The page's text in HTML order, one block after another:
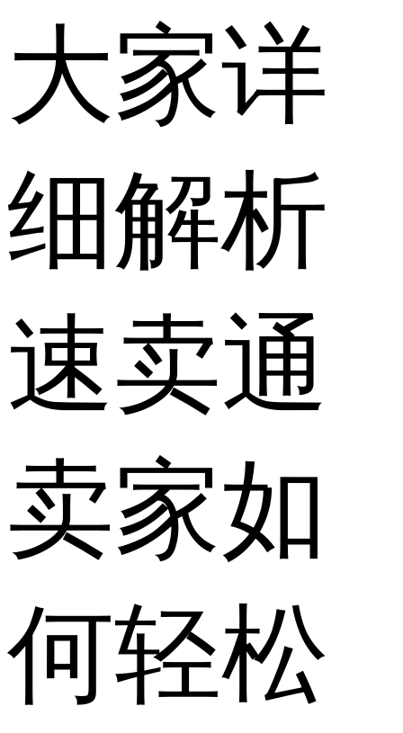
大家详
细解析
速卖通
卖家如
何轻松